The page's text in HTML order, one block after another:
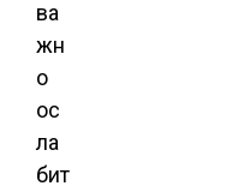
ва
жн
о
ос
ла
бит